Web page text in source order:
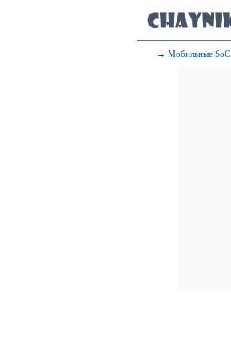
→ Мобильные SoC